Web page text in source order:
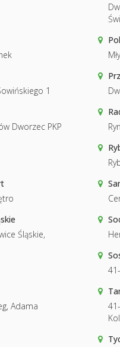
1
Dworzec PKP
Śląskie,
Adama